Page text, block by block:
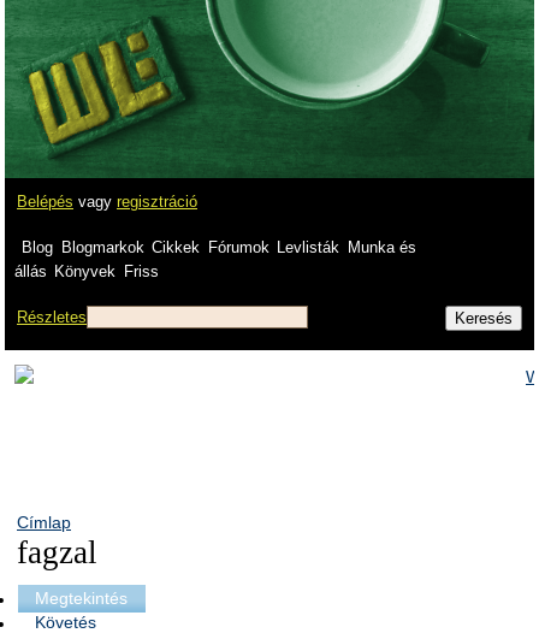
Belépés vagy regisztráció
Blog Blogmarkok Cikkek Fórumok Levlisták
Munka és
állás Könyvek Friss
Részletes
Címlap
fagzal
Megtekintés
Követés